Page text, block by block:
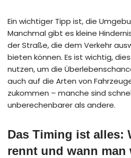
Ein wichtiger Tipp ist, die
Manchmal gibt es kleine
der Straße, die dem Verkehr
bieten können. Es ist wichtig,
nutzen, um die
auch auf die Arten von
zukommen – manche sind
unberechenbarer als andere.
Das Timing ist alles:
rennt und wann man